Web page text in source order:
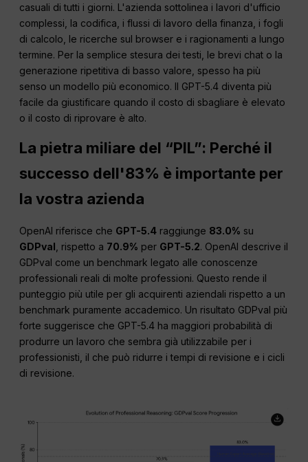
casuali di tutti i giorni. L'azienda sottolinea i lavori d'ufficio
complessi, la codifica, i flussi di lavoro della finanza, i fogli
di calcolo, le ricerche sul browser e i ragionamenti a lungo
termine. Per la semplice stesura dei testi, le brevi chat o la
generazione ripetitiva di basso valore, spesso ha più
senso un modello più economico. Il GPT-5.4 diventa più
facile da giustificare quando il costo di sbagliare è elevato
o il costo di riprovare è alto.
La pietra miliare del “PIL”: Perché il
successo dell'83% è importante per
la vostra azienda
OpenAI riferisce che GPT-5.4 raggiunge 83.0% su
GDPval , rispetto a 70.9% per GPT-5.2. OpenAI descrive il
GDPval come un benchmark legato alle conoscenze
professionali reali di molte professioni. Questo rende il
punteggio più utile per gli acquirenti aziendali rispetto a un
benchmark puramente accademico. Un risultato GDPval più
forte suggerisce che GPT-5.4 ha maggiori probabilità di
produrre un lavoro che sembra già utilizzabile per i
professionisti, il che può ridurre i tempi di revisione e i cicli
di revisione.